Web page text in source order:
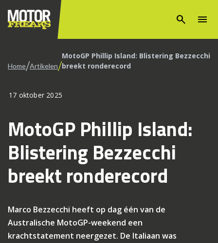
search menu
Home/Artikelen/MotoGP Phillip Island: Blistering Bezzecchi
breekt ronderecord
17 oktober 2025
MotoGP Phillip Island:
Blistering Bezzecchi
breekt ronderecord
Marco Bezzecchi heeft op dag één van de
Australische MotoGP-weekend een
krachtstatement neergezet. De Italiaan was